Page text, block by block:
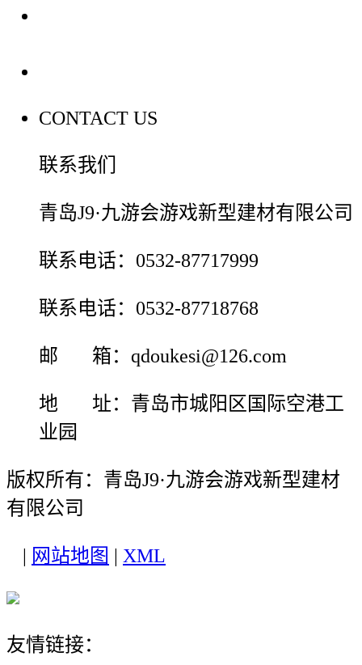
CONTACT US
联系我们
青岛J9·九游会游戏新型建材有限公司
联系电话：0532-87717999
联系电话：0532-87718768
邮 箱：qdoukesi@126.com
地 址：青岛市城阳区国际空港工
业园
版权所有：青岛J9·九游会游戏新型建材
有限公司
网站地图 XML
友情链接：